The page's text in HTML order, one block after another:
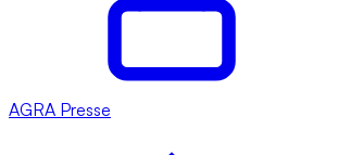
AGRA Presse